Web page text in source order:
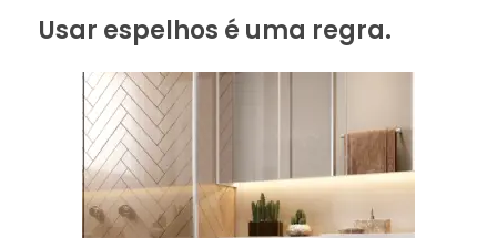
Usar espelhos é uma regra.